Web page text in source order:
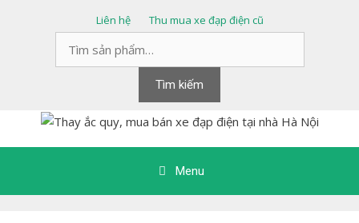
Liên hệ
Thu mua xe đạp điện cũ
kiếm:
Tìm kiếm
Menu